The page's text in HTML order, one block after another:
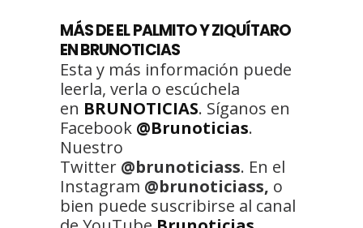
MÁS DE EL PALMITO Y ZIQUÍTARO
EN BRUNOTICIAS
Esta y más información puede
leerla, verla o escúchela
en BRUNOTICIAS. Síganos en
Facebook @Brunoticias.
Nuestro
Twitter @brunoticiass. En el
Instagram @brunoticiass, o
bien puede suscribirse al canal